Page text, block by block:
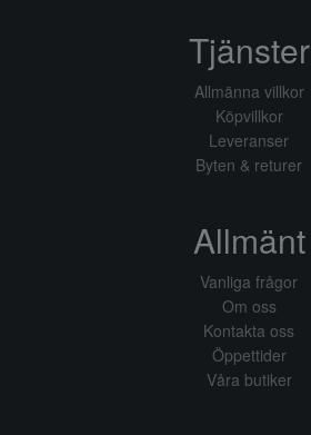
Tjänster
Allmänna villkor
Köpvillkor
Leveranser
Byten & returer
Allmänt
Vanliga frågor
Om oss
Kontakta oss
Öppettider
Våra butiker